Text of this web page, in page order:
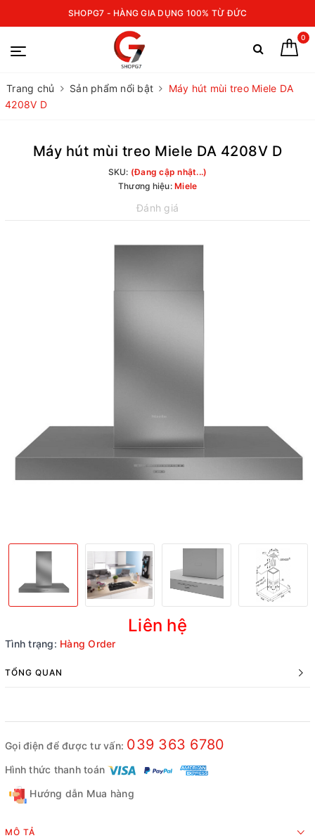
SHOPG7 - HÀNG GIA DỤNG 100% TỪ ĐỨC
0
Trang chủ Sản phẩm nổi bật
Máy hút mùi treo Miele DA
4208V D
Máy hút mùi treo Miele DA 4208V D
SKU: (Đang cập nhật...)
Thương hiệu: Miele
Đánh giá
Liên hệ
Tình trạng: Hàng Order
TỔNG QUAN
Gọi điện để được tư vấn: 039 363 6780
Hình thức thanh toán
Hướng dẫn Mua hàng
MÔ TẢ